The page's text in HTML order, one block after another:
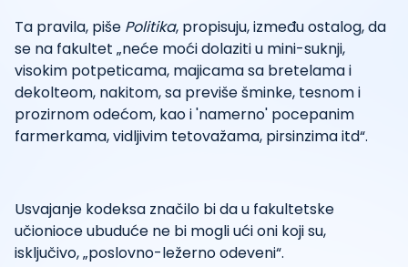
Ta pravila, piše Politika, propisuju, između ostalog, da
se na fakultet „neće moći dolaziti u mini-suknji,
visokim potpeticama, majicama sa bretelama i
dekolteom, nakitom, sa previše šminke, tesnom i
prozirnom odećom, kao i 'namerno' pocepanim
farmerkama, vidljivim tetovažama, pirsinzima itd“.
Usvajanje kodeksa značilo bi da u fakultetske
učionioce ubuduće ne bi mogli ući oni koji su,
isključivo, „poslovno-ležerno odeveni“.